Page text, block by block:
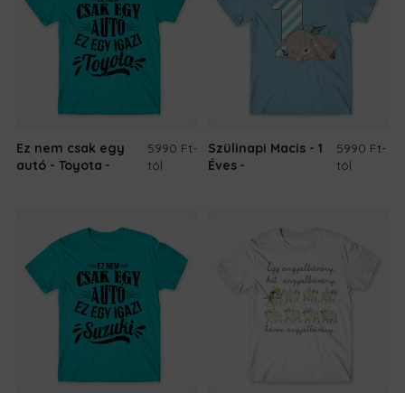
Ez nem csak egy
autó - Toyota
5990 Ft-
tól
Szülinapi Macis - 1
Éves
5990 Ft-
tól